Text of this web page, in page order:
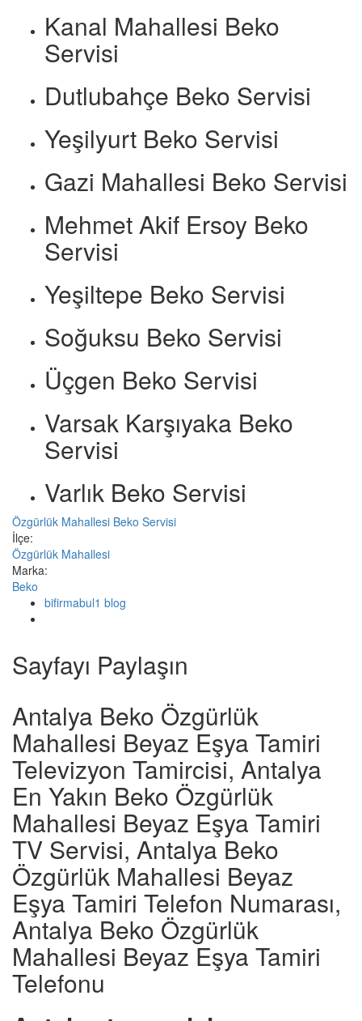
Kanal Mahallesi Beko
Servisi
Dutlubahçe Beko Servisi
Yeşilyurt Beko Servisi
Gazi Mahallesi Beko Servisi
Mehmet Akif Ersoy Beko
Servisi
Yeşiltepe Beko Servisi
Soğuksu Beko Servisi
Üçgen Beko Servisi
Varsak Karşıyaka Beko
Servisi
Varlık Beko Servisi
Özgürlük Mahallesi Beko Servisi
İlçe:
Özgürlük Mahallesi
Marka:
Beko
bifirmabul1 blog
Sayfayı Paylaşın
Antalya Beko Özgürlük
Mahallesi Beyaz Eşya Tamiri
Televizyon Tamircisi, Antalya
En Yakın Beko Özgürlük
Mahallesi Beyaz Eşya Tamiri
TV Servisi, Antalya Beko
Özgürlük Mahallesi Beyaz
Eşya Tamiri Telefon Numarası,
Antalya Beko Özgürlük
Mahallesi Beyaz Eşya Tamiri
Telefonu